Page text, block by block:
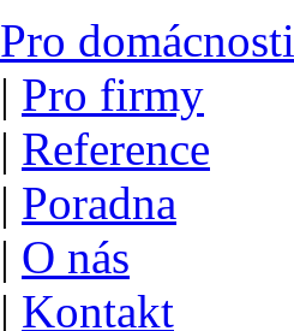
Pro domácnosti
| Pro firmy
| Reference
| Poradna
| O nás
| Kontakt